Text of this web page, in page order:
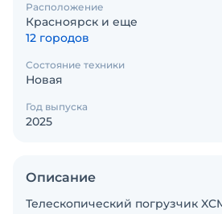
Расположение
Красноярск и еще
12 городов
Состояние техники
Новая
Год выпуска
2025
Описание
Телескопический погрузчик